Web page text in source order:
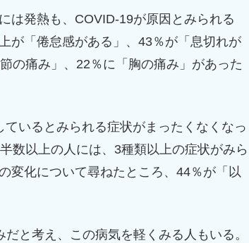
は発熱も、COVID-19が原因とみられる
が「倦怠感がある」、43％が「息切れが
の痛み」、22％に「胸の痛み」があった
いるとみられる症状がまったくなくなっ
数以上の人には、3種類以上の症状がみら
変化について尋ねたところ、44％が「以
と考え、この病気を軽くみる人もいる。